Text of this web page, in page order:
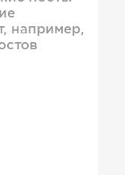
например,